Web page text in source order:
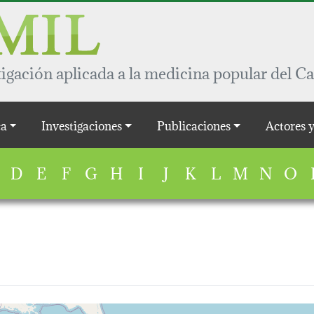
aplicada a la medicina popular del
Investigaciones Publicaciones Actores
D E F G H I J K L M N O